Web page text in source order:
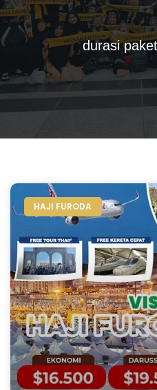
durasi
HAJI FURODA